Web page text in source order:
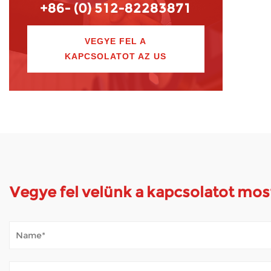
+86- (0) 512-82283871
VEGYE FEL A
KAPCSOLATOT AZ US
Vegye fel velünk a kapcsolatot